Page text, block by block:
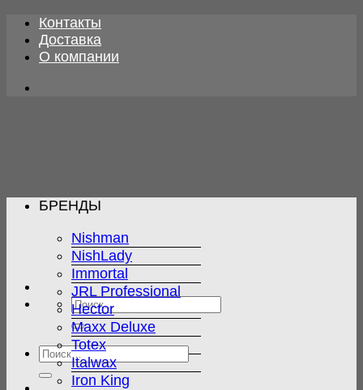
Skip
content
Контакты
Доставка
О компании
Искать:
Искать:
БРЕНДЫ
Nishman
NishLady
Immortal
JRL Professional
Hector
Maxx Deluxe
Totex
Italwax
Iron King